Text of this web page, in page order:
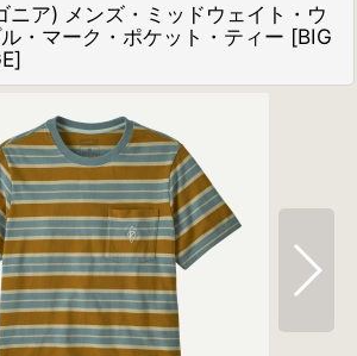
ア) メンズ・ミッドウェイト・ウ
・マーク・ポケット・ティー [BIG